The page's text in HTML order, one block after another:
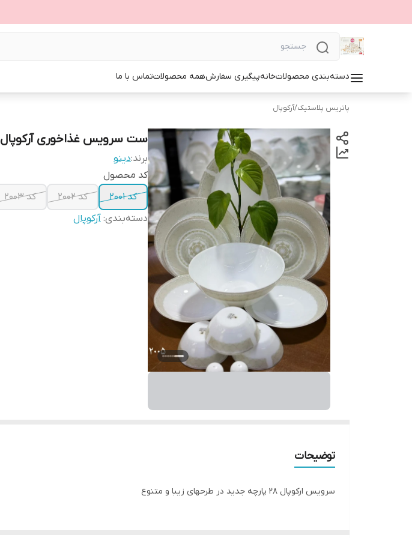
دسته‌بندی محصولاتخانهپیگیری سفارشهمه محصولاتتماس با ما
پاتریس پلاستیک/آرکوپال
ست سرویس غذاخوری آرکوپال ۲۸ پارچه مارک دینو
برند:دینو
کد محصول
کد ۲۰۰۱
کد ۲۰۰۲ کد ۲۰۰۳
دسته‌بندی: آرکوپال
توضیحات
سرویس ارکوپال ۲۸ پارچه جدید در طرحهای زیبا و متنوع